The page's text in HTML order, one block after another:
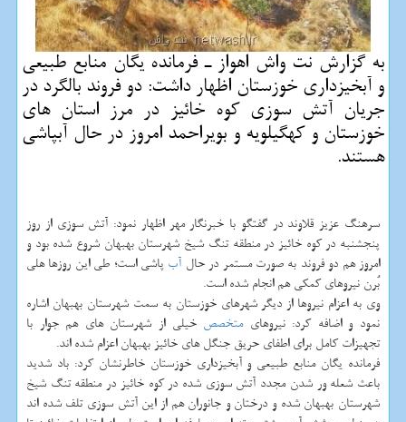
به گزارش نت واش اهواز ـ فرمانده یگان منابع طبیعی
و آبخیزداری خوزستان اظهار داشت: دو فروند بالگرد در
جریان آتش سوزی كوه خائیز در مرز استان های
خوزستان و كهگیلویه و بویراحمد امروز در حال آبپاشی
هستند.
سرهنگ عزیز قلاوند در گفتگو با خبرنگار مهر اظهار نمود: آتش سوزی از روز
پنجشنبه در کوه خائیز در منطقه تنگ شیخ شهرستان بهبهان شروع شده بود و
امروز هم دو فروند به صورت مستمر در حال آب پاشی است؛ طی این روزها هلی
بُرن نیروهای کمکی هم انجام شده است.
وی به اعزام نیروها از دیگر شهرهای خوزستان به سمت شهرستان بهبهان اشاره
نمود و اضافه کرد: نیروهایمتخصص خیلی از شهرستان های هم جوار با
تجهیزات کامل برای اطفای حریق جنگل های خائیز بهبهان اعزام شده اند.
فرمانده یگان منابع طبیعی و آبخیزداری خوزستان خاطرنشان کرد: باد شدید
باعث شعله ور شدن مجدد آتش سوزی شده در کوه خائیز در منطقه تنگ شیخ
شهرستان بهبهان شده و درختان و جانوران هم از این آتش سوزی تلف شده اند